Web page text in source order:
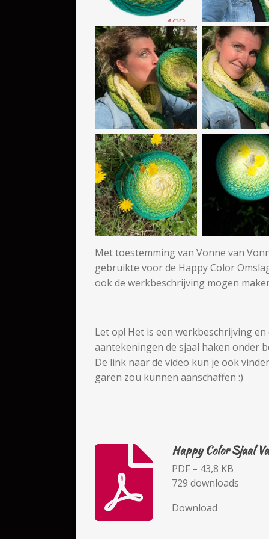
Met toestemming van Vonne van
gebruikte voor de Happy Color
ook de werkbeschrijving mogen
Let op! Het is een werkbeschrijving
aantekeningen de sjaal haken onder
De link naar de video kun je ook
garen zou kunnen aanschaffen :)
Happy Color Sjaal
PDF – 43,8 KB
729 downloads
Download